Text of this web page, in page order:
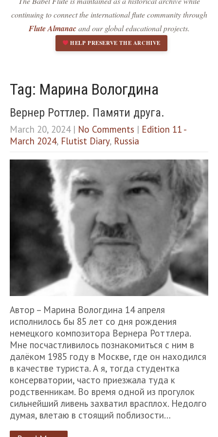
format_underlined Underline links
Mark links
e
t
l
o
p
i
continuing to connect the international flute community through
Flute Almanacand our global educational projects.
HELP PRESERVE THE ARCHIVE
Tag: Марина Вологдина
Вернер Роттлер. Памяти друга.
March 20, 2024 | No Comments | Edition 11 -
March 2024, Flutist Diary, Russia
Автор – Марина Вологдина 14 апреля
исполнилось бы 85 лет со дня рождения
немецкого композитора Вернера Роттлера.
Мне посчастливилось познакомиться с ним в
далёком 1985 году в Москве, где он находился
в качестве туриста. А я, тогда студентка
консерватории, часто приезжала туда к
родственникам. Во время одной из прогулок
сильнейший ливень захватил врасплох. Недолго
думая, влетаю в стоящий поблизости…